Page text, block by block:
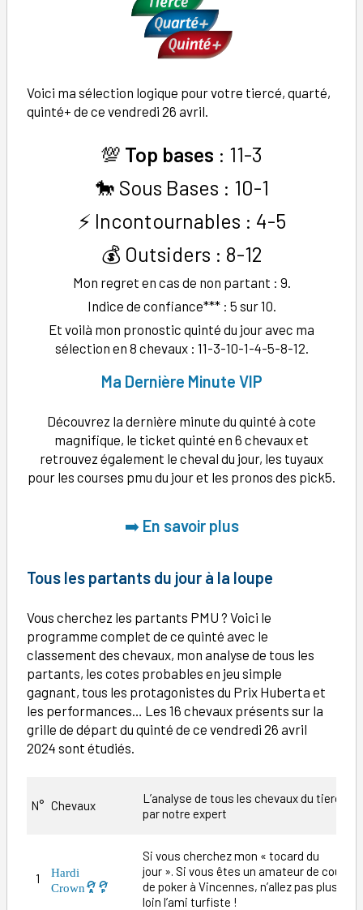
Voici ma sélection logique pour votre tiercé, quarté,
quinté+ de ce vendredi 26 avril.
💯 Top bases : 11-3
🐎 Sous Bases : 10-1
⚡ Incontournables : 4-5
💰 Outsiders : 8-12
Mon regret en cas de non partant : 9.
Indice de confiance*** : 5 sur 10.
Et voilà mon pronostic quinté du jour avec ma
sélection en 8 chevaux : 11-3-10-1-4-5-8-12.
Ma Dernière Minute VIP
Découvrez la dernière minute du quinté à cote
magnifique, le ticket quinté en 6 chevaux et
retrouvez également le cheval du jour, les tuyaux
pour les courses pmu du jour et les pronos des pick5.
➡️ En savoir plus
Tous les partants du jour à la loupe
Vous cherchez les partants PMU ? Voici le
programme complet de ce quinté avec le
classement des chevaux, mon analyse de tous les
partants, les cotes probables en jeu simple
gagnant, tous les protagonistes du Prix Huberta et
les performances… Les 16 chevaux présents sur la
grille de départ du quinté de ce vendredi 26 avril
2024 sont étudiés.
N° Chevaux
L’analyse de tous les chevaux du tiercé
par notre expert
1
Hardi
Crown
Si vous cherchez mon « tocard du
jour ». Si vous êtes un amateur de coup
de poker à Vincennes, n’allez pas plus
loin l’ami turfiste !